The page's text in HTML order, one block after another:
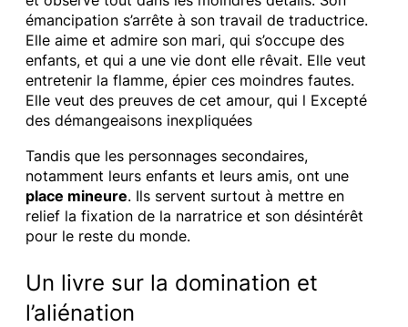
émancipation s’arrête à son travail de traductrice.
Elle aime et admire son mari, qui s’occupe des
enfants, et qui a une vie dont elle rêvait. Elle veut
entretenir la flamme, épier ces moindres fautes.
Elle veut des preuves de cet amour, qui l Excepté
des démangeaisons inexpliquées
Tandis que les personnages secondaires,
notamment leurs enfants et leurs amis, ont une
place mineure. Ils servent surtout à mettre en
relief la fixation de la narratrice et son désintérêt
pour le reste du monde.
Un livre sur la domination et
l’aliénation